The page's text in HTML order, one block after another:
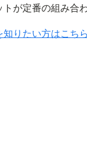
が定番の組み合
りたい方はこち